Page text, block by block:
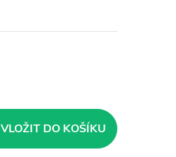
VLOŽIT DO KOŠÍKU